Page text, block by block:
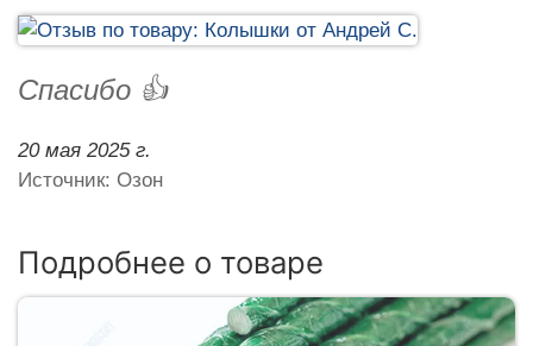
Спасибо 👍
20 мая 2025 г.
Источник: Озон
Подробнее о товаре